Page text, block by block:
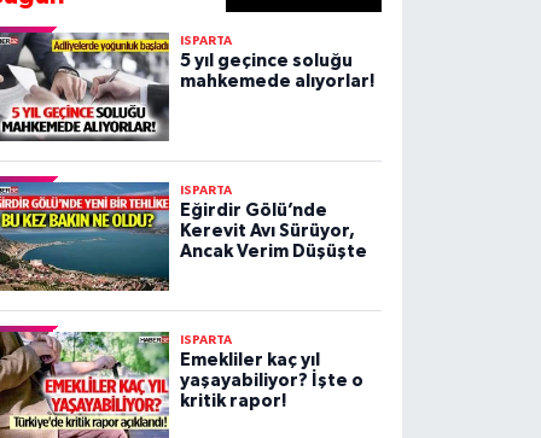
ISPARTA
5 yıl geçince soluğu
mahkemede alıyorlar!
ISPARTA
Eğirdir Gölü’nde
Kerevit Avı Sürüyor,
Ancak Verim Düşüşte
ISPARTA
Emekliler kaç yıl
yaşayabiliyor? İşte o
kritik rapor!